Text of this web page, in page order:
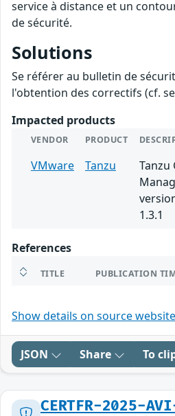
service à distance et un
de sécurité.
Solutions
Se référer au bulletin de
l'obtention des correctifs (cf.
Impacted products
VENDOR PRODUCT
VMware Tanzu
Tanzu
1.3.1
References
TITLE PUBLICATION
Show details on source website
JSON Share To
CERTFR-2025-